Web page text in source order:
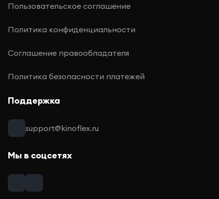
Пользовательское соглашение
Политика конфиденциальности
Соглашение правообладателя
Политика безопасности платежей
Поддержка
support@kinoflex.ru
Мы в соцсетях